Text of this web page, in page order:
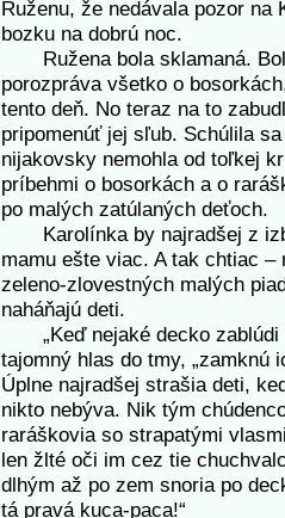
Ruženu, že nedávala pozor
bozku na dobrú noc.
Ružena bola sklamaná. Bol
porozpráva všetko o
tento deň. No teraz na to
pripomenúť jej sľub. Schúlila
nijakovsky nemohla od toľkej
príbehmi o bosorkách a o
po malých zatúlaných deťoch.
Karolínka by najradšej z
mamu ešte viac. A tak chtiac
zeleno-zlovestných malých
naháňajú deti.
„Keď nejaké decko zablúdi
tajomný hlas do tmy, „zamknú
Úplne najradšej strašia deti,
nikto nebýva. Nik tým
raráškovia so strapatými
len žlté oči im cez tie
dlhým až po zem snoria po
tá pravá kuca-paca!“